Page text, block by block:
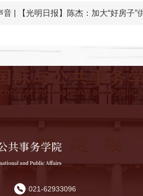
音 | 【光明日报】陈杰：加大“好房子”
021-62933096